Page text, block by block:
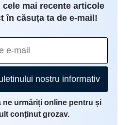
mai recente articole
în căsuța ta de e-mail!
nostru informativ
ne urmăriți online pentru și
conținut grozav.